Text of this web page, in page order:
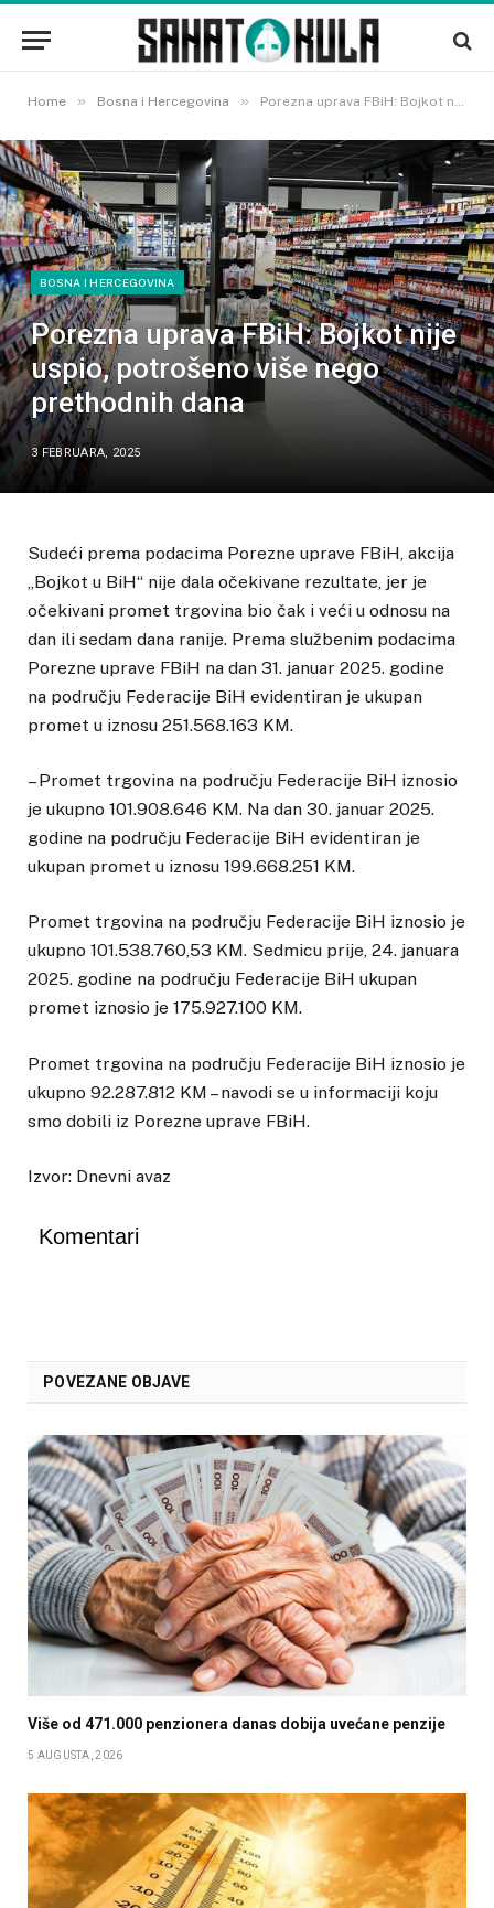
Home » Bosna i Hercegovina » Porezna uprava FBiH: Bojkot nije uspio, potrošeno više nego prethodnih dana
BOSNA I HERCEGOVINA
Porezna uprava FBiH: Bojkot nije
uspio, potrošeno više nego
prethodnih dana
3 FEBRUARA, 2025
Sudeći prema podacima Porezne uprave FBiH, akcija
„Bojkot u BiH“ nije dala očekivane rezultate, jer je
očekivani promet trgovina bio čak i veći u odnosu na
dan ili sedam dana ranije. Prema službenim podacima
Porezne uprave FBiH na dan 31. januar 2025. godine
na području Federacije BiH evidentiran je ukupan
promet u iznosu 251.568.163 KM.
– Promet trgovina na području Federacije BiH iznosio
je ukupno 101.908.646 KM. Na dan 30. januar 2025.
godine na području Federacije BiH evidentiran je
ukupan promet u iznosu 199.668.251 KM.
Promet trgovina na području Federacije BiH iznosio je
ukupno 101.538.760,53 KM. Sedmicu prije, 24. januara
2025. godine na području Federacije BiH ukupan
promet iznosio je 175.927.100 KM.
Promet trgovina na području Federacije BiH iznosio je
ukupno 92.287.812 KM – navodi se u informaciji koju
smo dobili iz Porezne uprave FBiH.
Izvor: Dnevni avaz
Komentari
POVEZANE OBJAVE
Više od 471.000 penzionera danas dobija uvećane penzije
5 AUGUSTA, 2026